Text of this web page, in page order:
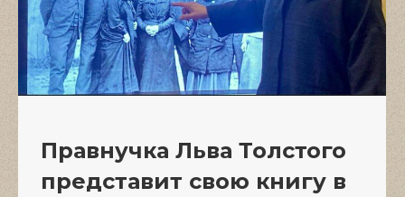
Правнучка Льва Толстого
представит свою книгу в